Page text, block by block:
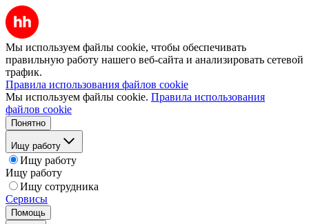
Мы используем файлы cookie, чтобы обеспечивать
правильную работу нашего веб-сайта и анализировать сетевой
трафик.
Правила использования файлов cookie
Мы используем файлы cookie. Правила использования
файлов cookie
Понятно
Ищу работу
Ищу работу
Ищу работу
Ищу сотрудника
Сервисы
Помощь